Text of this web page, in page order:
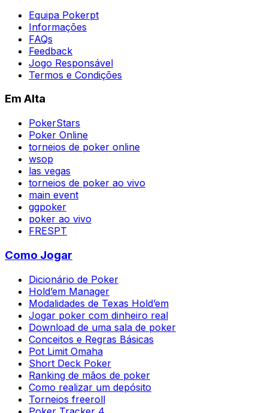
Equipa Pokerpt
Informações
FAQs
Feedback
Jogo Responsável
Termos e Condições
Em Alta
PokerStars
Poker Online
torneios de poker online
wsop
las vegas
torneios de poker ao vivo
main event
ggpoker
poker ao vivo
FRESPT
Como Jogar
Dicionário de Poker
Hold’em Manager
Modalidades de Texas Hold’em
Jogar poker com dinheiro real
Download de uma sala de poker
Conceitos e Regras Básicas
Pot Limit Omaha
Short Deck Poker
Ranking de mãos de poker
Como realizar um depósito
Torneios freeroll